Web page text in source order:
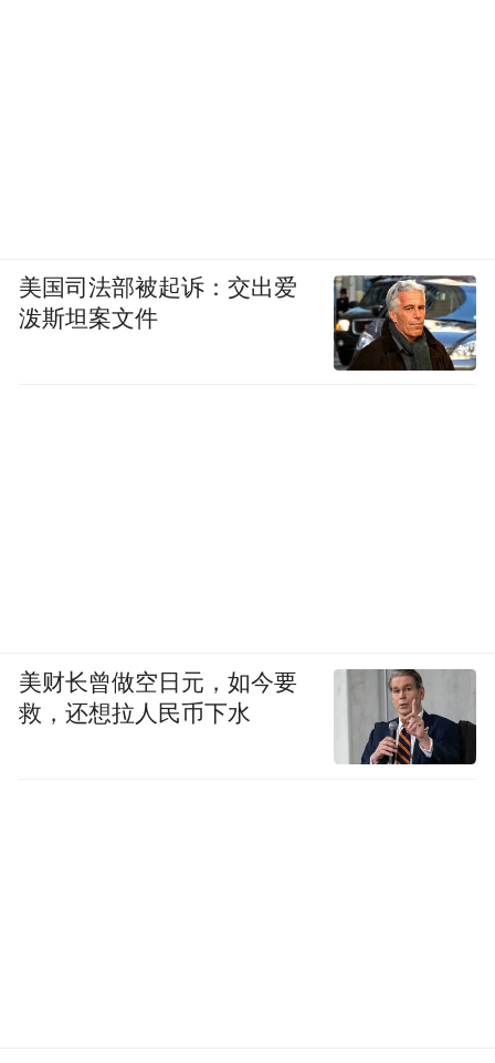
美国司法部被起诉：交出爱
泼斯坦案文件
美财长曾做空日元，如今要
救，还想拉人民币下水